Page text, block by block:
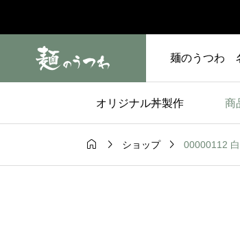
麺のうつわ
オリジナル丼製作 商
  ショップ  00000112